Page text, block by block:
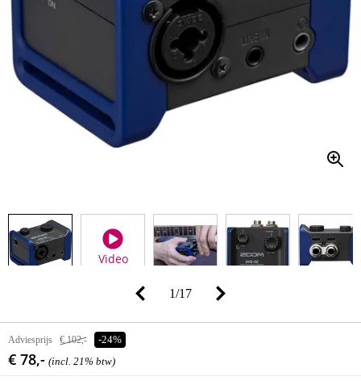
Video
1/17
Adviesprijs € 102,- -24%
€ 78,- (incl. 21% btw)